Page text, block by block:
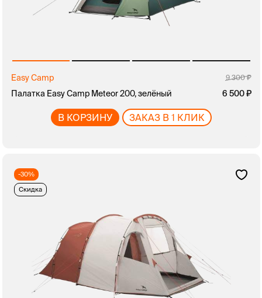
Easy Camp 9 300
Палатка Easy Camp Meteor 200, зелёный 6 500
В КОРЗИНУ ЗАКАЗ В 1 КЛИК
-30%
Скидка